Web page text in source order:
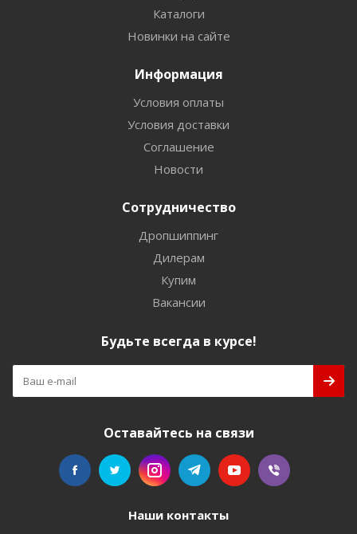
Каталоги
Новинки на сайте
Информация
Условия оплаты
Условия доставки
Соглашение
Новости
Сотрудничество
Дропшиппинг
Дилерам
Купим
Вакансии
Будьте всегда в курсе!
Оставайтесь на связи
Наши контакты